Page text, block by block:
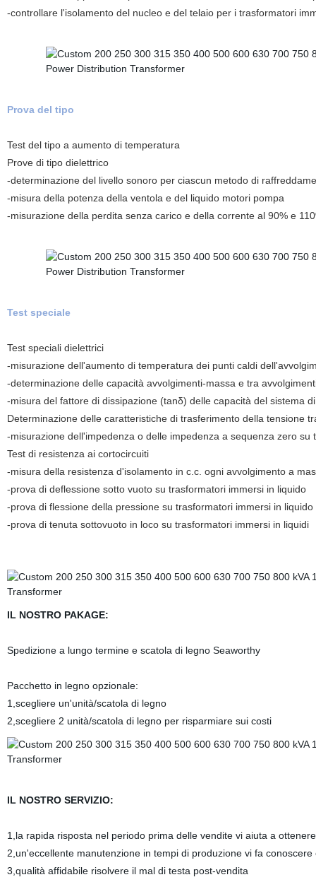
-controllare l'isolamento del nucleo e del telaio per i trasformatori
Prova del tipo
Test del tipo a aumento di temperatura
Prove di tipo dielettrico
-determinazione del livello sonoro per ciascun metodo di
-misura della potenza della ventola e del liquido motori pompa
-misurazione della perdita senza carico e della corrente al 90% e
Test speciale
Test speciali dielettrici
-misurazione dell'aumento di temperatura dei punti caldi
-determinazione delle capacità avvolgimenti-massa e tra
-misura del fattore di dissipazione (tanδ) delle capacità del sistema
Determinazione delle caratteristiche di trasferimento della tensione
-misurazione dell'impedenza o delle impedenza a sequenza zero su
Test di resistenza ai cortocircuiti
-misura della resistenza d'isolamento in c.c. ogni avvolgimento a
-prova di deflessione sotto vuoto su trasformatori immersi in liquido
-prova di flessione della pressione su trasformatori immersi in liquido
-prova di tenuta sottovuoto in loco su trasformatori immersi in liquidi
IL NOSTRO PAKAGE:
Spedizione a lungo termine e scatola di legno Seaworthy
Pacchetto in legno opzionale:
1,scegliere un'unità/scatola di legno
2,scegliere 2 unità/scatola di legno per risparmiare sui costi
IL NOSTRO SERVIZIO:
1,la rapida risposta nel periodo prima delle vendite vi aiuta a
2,un'eccellente manutenzione in tempi di produzione vi fa
3,qualità affidabile risolvere il mal di testa post-vendita